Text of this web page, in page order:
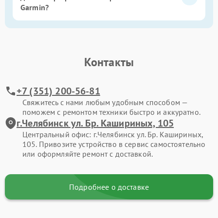
Garmin?
Контакты
+7 (351) 200-56-81
Свяжитесь с нами любым удобным способом —
поможем с ремонтом техники быстро и аккуратно.
г.Челябинск ул. Бр. Кашириных, 105
Центральный офис: г.Челябинск ул. Бр. Кашириных,
105. Привозите устройство в сервис самостоятельно
или оформляйте ремонт с доставкой.
Подробнее о доставке